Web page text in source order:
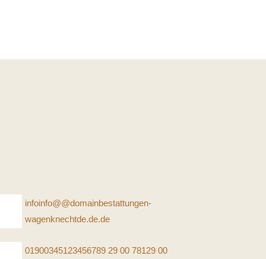
infoinfo@@domainbestattungen-
wagenknechtde.de.de
01900345123456789 29 00 78129 00